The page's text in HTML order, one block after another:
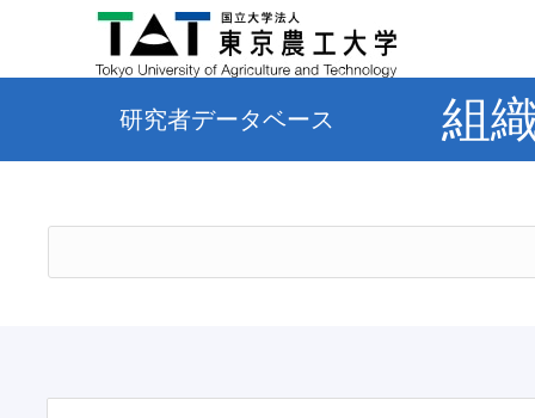
研究者データベース 組